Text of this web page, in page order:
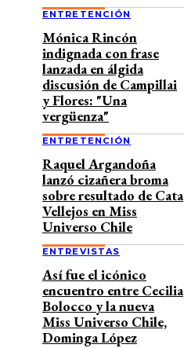
ENTRETENCIÓN
Mónica Rincón
indignada con frase
lanzada en álgida
discusión de Campillai
y Flores: "Una
vergüenza"
ENTRETENCIÓN
Raquel Argandoña
lanzó cizañera broma
sobre resultado de Cata
Vellejos en Miss
Universo Chile
ENTREVISTAS
Así fue el icónico
encuentro entre Cecilia
Bolocco y la nueva
Miss Universo Chile,
Dominga López